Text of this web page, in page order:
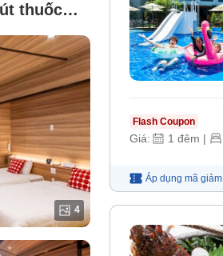
thuốc
42 mét
4
Flash Coupon
Giá: 1 đêm |
Áp dụng mã giảm